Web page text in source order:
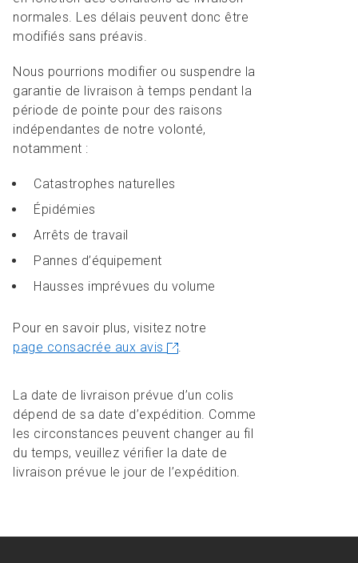
normales. Les délais peuvent donc être
modifiés sans préavis.
Nous pourrions modifier ou suspendre la
garantie de livraison à temps pendant la
période de pointe pour des raisons
indépendantes de notre volonté,
notamment :
Catastrophes naturelles
Épidémies
Arrêts de travail
Pannes d’équipement
Hausses imprévues du volume
Pour en savoir plus, visitez notre
page consacrée aux avis
.
La date de livraison prévue d’un colis
dépend de sa date d’expédition. Comme
les circonstances peuvent changer au fil
du temps, veuillez vérifier la date de
livraison prévue le jour de l’expédition.